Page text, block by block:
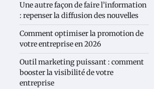
Une autre façon de faire l’information
: repenser la diffusion des nouvelles
Comment optimiser la promotion de
votre entreprise en 2026
Outil marketing puissant : comment
booster la visibilité de votre
entreprise